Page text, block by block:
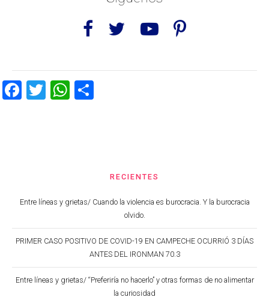
Facebook
TwitterWhatsApp
RECIENTES
Entre líneas y grietas/ Cuando la violencia es burocracia. Y la burocracia
olvido.
PRIMER CASO POSITIVO DE COVID-19 EN CAMPECHE OCURRIÓ 3 DÍAS
ANTES DEL IRONMAN 70.3
Entre líneas y grietas/ “Preferiría no hacerlo” y otras formas de no alimentar
la curiosidad